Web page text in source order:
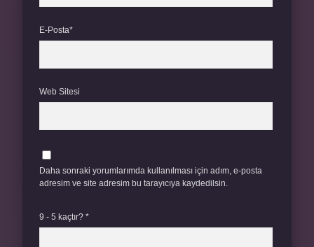
E-Posta*
Web Sitesi
Daha sonraki yorumlarımda kullanılması için adım, e-posta
adresim ve site adresim bu tarayıcıya kaydedilsin.
9 - 5 kaçtır? *